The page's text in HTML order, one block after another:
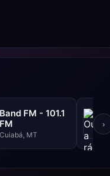
Band FM - 101.1
FM
Cuiabá, MT
›